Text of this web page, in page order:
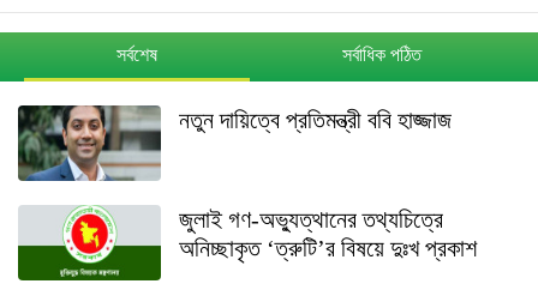
সর্বশেষ সর্বাধিক পঠিত
নতুন দায়িত্বে প্রতিমন্ত্রী ববি হাজ্জাজ
জুলাই গণ-অভ্যুত্থানের তথ্যচিত্রে
অনিচ্ছাকৃত ‘ত্রুটি’র বিষয়ে দুঃখ প্রকাশ